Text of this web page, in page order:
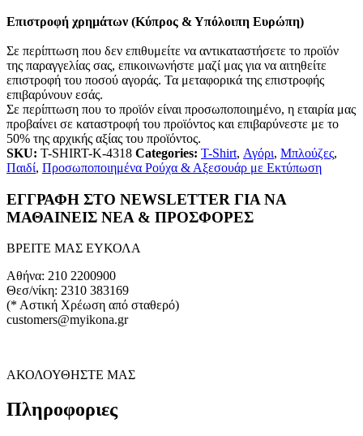
Επιστροφή χρημάτων (Κύπρος & Υπόλοιπη Ευρώπη)
Σε περίπτωση που δεν επιθυμείτε να αντικαταστήσετε το προϊόν
της παραγγελίας σας, επικοινωνήστε μαζί μας για να αιτηθείτε
επιστροφή του ποσού αγοράς. Τα μεταφορικά της επιστροφής
επιβαρύνουν εσάς.
Σε περίπτωση που το προϊόν είναι προσωποποιημένο, η εταιρία μας
προβαίνει σε καταστροφή του προϊόντος και επιβαρύνεστε με το
50% της αρχικής αξίας του προϊόντος.
SKU: T-SHIRT-K-4318 Categories: T-Shirt, Αγόρι, Μπλούζες,
Παιδί, Προσωποποιημένα Ρούχα & Αξεσουάρ με Εκτύπωση
ΕΓΓΡΑΦΗ ΣΤΟ NEWSLETTER ΓΙΑ ΝΑ
ΜΑΘΑΙΝΕΙΣ ΝΕΑ & ΠΡΟΣΦΟΡΕΣ
ΒΡΕΙΤΕ ΜΑΣ ΕΥΚΟΛΑ
Αθήνα: 210 2200900
Θεσ/νίκη: 2310 383169
(* Αστική Χρέωση από σταθερό)
customers@myikona.gr
ΑΚΟΛΟΥΘΗΣΤΕ ΜΑΣ
Πληροφοριες